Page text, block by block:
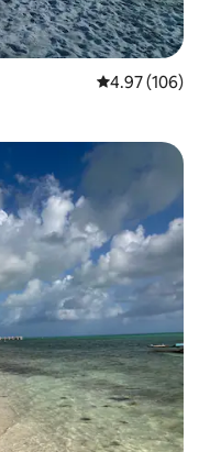
從 106 則評價
4.97 (106)